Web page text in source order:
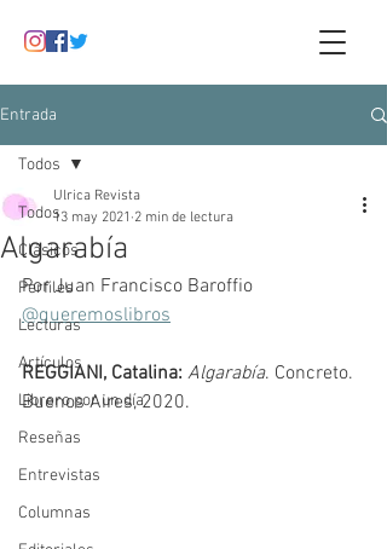
Entrada
Todos
Clásicos
Perfiles
Lecturas
Artículos
Librero por un día
Reseñas
Entrevistas
Columnas
Todos
Algarabía
Ulrica Revista
13 may 2021 2 min de lectura
Por Juan Francisco Baroffio
@queremoslibros
REGGIANI, Catalina: Algarabía. Concreto.
Buenos Aires, 2020.